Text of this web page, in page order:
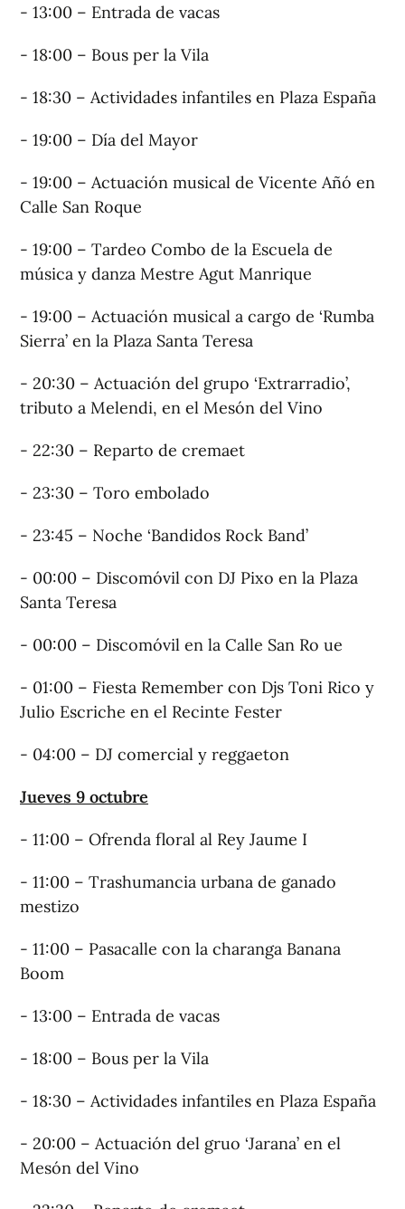
- 13:00 – Entrada de vacas
- 18:00 – Bous per la Vila
- 18:30 – Actividades infantiles en Plaza España
- 19:00 – Día del Mayor
- 19:00 – Actuación musical de Vicente Añó en
Calle San Roque
- 19:00 – Tardeo Combo de la Escuela de
música y danza Mestre Agut Manrique
- 19:00 – Actuación musical a cargo de ‘Rumba
Sierra’ en la Plaza Santa Teresa
- 20:30 – Actuación del grupo ‘Extrarradio’,
tributo a Melendi, en el Mesón del Vino
- 22:30 – Reparto de cremaet
- 23:30 – Toro embolado
- 23:45 – Noche ‘Bandidos Rock Band’
- 00:00 – Discomóvil con DJ Pixo en la Plaza
Santa Teresa
- 00:00 – Discomóvil en la Calle San Ro ue
- 01:00 – Fiesta Remember con Djs Toni Rico y
Julio Escriche en el Recinte Fester
- 04:00 – DJ comercial y reggaeton
Jueves 9 octubre
- 11:00 – Ofrenda floral al Rey Jaume I
- 11:00 – Trashumancia urbana de ganado
mestizo
- 11:00 – Pasacalle con la charanga Banana
Boom
- 13:00 – Entrada de vacas
- 18:00 – Bous per la Vila
- 18:30 – Actividades infantiles en Plaza España
- 20:00 – Actuación del gruo ‘Jarana’ en el
Mesón del Vino